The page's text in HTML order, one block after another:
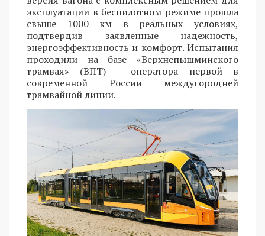
эксплуатации в беспилотном режиме прошла
свыше 1000 км в реальных условиях,
подтвердив заявленные надежность,
энергоэффективность и комфорт. Испытания
проходили на базе «Верхнепышминского
трамвая» (ВПТ) - оператора первой в
современной России междугородней
трамвайной линии.